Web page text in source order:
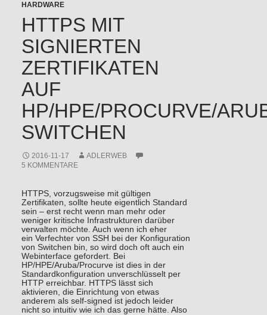
HARDWARE
HTTPS MIT
SIGNIERTEN
ZERTIFIKATEN
AUF
HP/HPE/PROCURVE/
SWITCHEN
2016-11-17
ADLERWEB
5 KOMMENTARE
HTTPS, vorzugsweise mit gültigen
Zertifikaten, sollte heute eigentlich Standard
sein – erst recht wenn man mehr oder
weniger kritische Infrastrukturen darüber
verwalten möchte. Auch wenn ich eher
ein Verfechter von SSH bei der Konfiguration
von Switchen bin, so wird doch oft auch ein
Webinterface gefordert. Bei
HP/HPE/Aruba/Procurve ist dies in der
Standardkonfiguration unverschlüsselt per
HTTP erreichbar. HTTPS lässt sich
aktivieren, die Einrichtung von etwas
anderem als self-signed ist jedoch leider
nicht so intuitiv wie ich das gerne hätte. Also